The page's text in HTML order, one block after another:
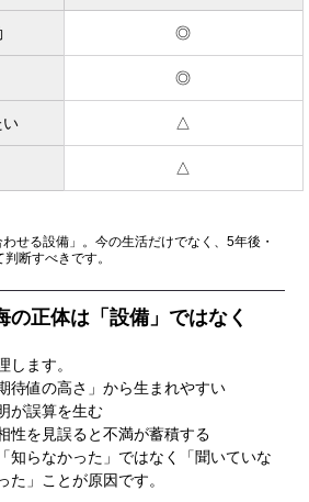
◎
◎
い △
△
せる設備」。今の生活だけでなく、5年後・
断すべきです。
の正体は「設備」ではなく
します。
待値の高さ」から生まれやすい
が誤算を生む
性を見誤ると不満が蓄積する
知らなかった」ではなく「聞いていな
た」ことが原因です。